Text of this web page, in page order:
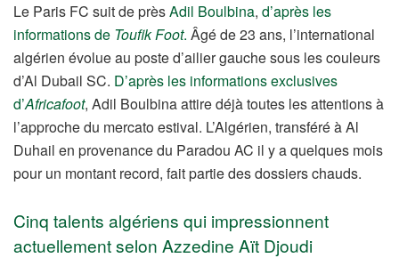
Le Paris FC suit de prèsAdil Boulbina, d’après les
informations de Toufik Foot. Âgé de 23 ans, l’international
algérien évolue au poste d’ailier gauche sous les couleurs
d’Al Dubail SC. D’après les informations exclusives
d’Africafoot, Adil Boulbina attire déjà toutes les attentions à
l’approche du mercato estival. L’Algérien, transféré à Al
Duhail en provenance du Paradou AC il y a quelques mois
pour un montant record, fait partie des dossiers chauds.
Cinq talents algériens qui impressionnent
actuellement selon Azzedine Aït Djoudi